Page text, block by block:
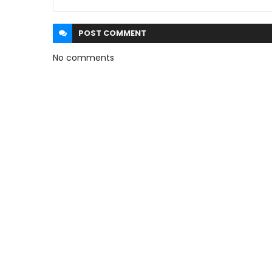
POST COMMENT
No comments